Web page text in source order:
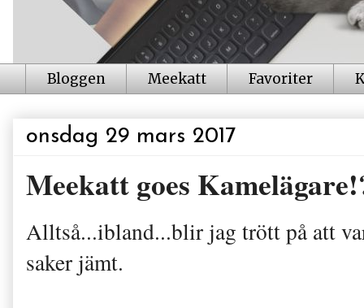
Bloggen Meekatt Favoriter
onsdag 29 mars 2017
Meekatt goes
Alltså...ibland...blir jag trött på att
saker jämt.